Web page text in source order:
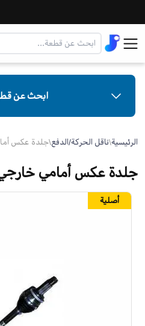
ابحث عن
الرئيسية\ناقل الحركة/الدفع\جلدة عكس
جلدة عكس أمامي
أصلية